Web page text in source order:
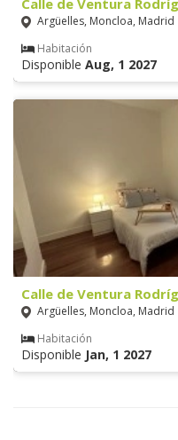
Calle de Ventura
Argüelles, Moncloa, Madrid
Habitación
Disponible Aug, 1 2027
Calle de Ventura
Argüelles, Moncloa, Madrid
Habitación
Disponible Jan, 1 2027